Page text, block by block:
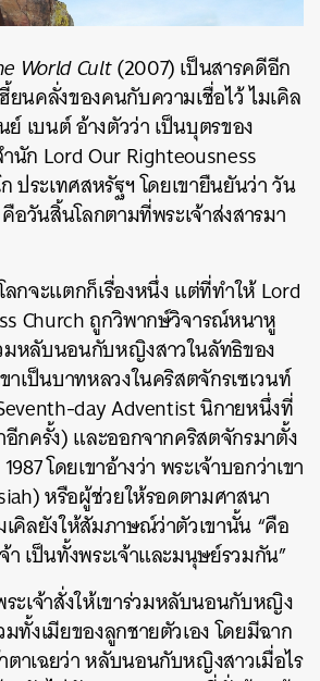
World Cult(2007) เป็นสารคดีอีก
ยนคลั่งของคนกับความเชื่อไว้ ไมเคิล
ย์ เบนต์ อ้างตัวว่า เป็นบุตรของ
นัก Lord Our Righteousness
ประเทศสหรัฐฯ โดยเขายืนยันว่า วัน
อวันสิ้นโลกตามที่พระเจ้าส่งสารมา
ลกจะแตกก็เรื่องหนึ่ง แต่ที่ทำให้ Lord
Church ถูกวิพากษ์วิจารณ์หนาหู
มหลับนอนกับหญิงสาวในลัทธิของ
าเป็นบาทหลวงในคริสตจักรเซเวนท์
day Adventist นิกายหนึ่งที่
อีกครั้ง) และออกจากคริสตจักรมาตั้ง
โดยเขาอ้างว่า พระเจ้าบอกว่าเขา
หรือผู้ช่วยให้รอดตามศาสนา
คิลยังให้สัมภาษณ์ว่าตัวเขานั้น “คือ
า เป็นทั้งพระเจ้าและมนุษย์รวมกัน”
ระเจ้าสั่งให้เขาร่วมหลับนอนกับหญิง
ทั้งเมียของลูกชายตัวเอง โดยมีฉาก
าเฉยว่า หลับนอนกับหญิงสาวเมื่อไร
TWEET LINE EMAIL